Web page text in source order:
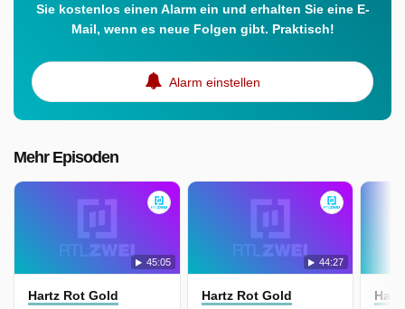
Sie kostenlos einen Alarm ein und erhalten Sie eine E-
Mail, wenn es neue Folgen gibt. Praktisch!
Alarm einstellen
Mehr Episoden
45:05
Hartz Rot Gold
44:27
Hartz Rot Gold